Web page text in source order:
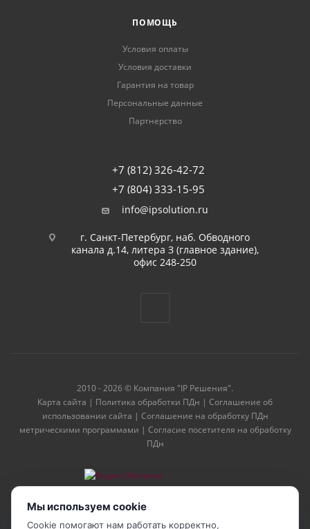
ПОМОЩЬ
Условия оплаты
Условия доставки
Гарантия на товар
Персональные данные
Партнерство
+7 (812) 326-42-72
+7 (804) 333-15-95
info@ipsolution.ru
г. Санкт-Петербург, наб. Обводного
канала д.14, литера З (главное здание),
офис 248-250
2010 - 2026 © Компания "IP Решения".
Карта сайта | Политика обработки ПДн | Соглашение об
использовании сайта | Соглашение на обработку ПДн
метрическими программами | Согласие посетителя на обработку
ПДн
Мы используем cookie
Cookie помогают нам работать корректно,